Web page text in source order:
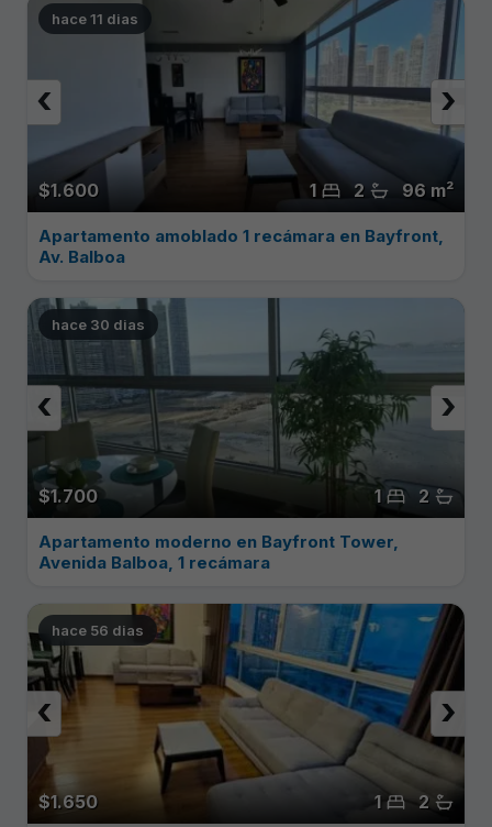
hace 11 dias
$1.600 96 m²
2
1
›
‹
Apartamento amoblado 1 recámara en Bayfront,
Av. Balboa
hace 30 dias
$1.700 2
1
›
‹
Apartamento moderno en Bayfront Tower,
Avenida Balboa, 1 recámara
hace 56 dias
$1.650 2
1
›
‹